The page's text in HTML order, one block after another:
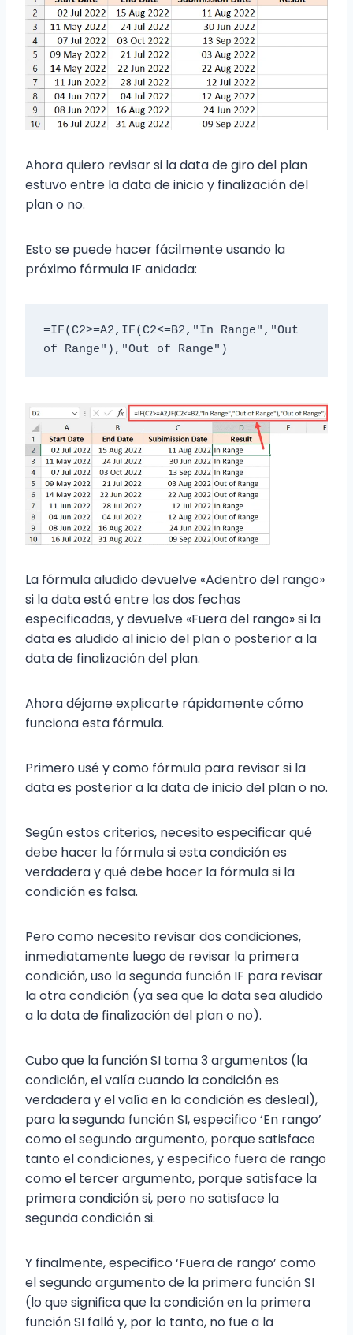
Ahora quiero revisar si la data de giro del plan
estuvo entre la data de inicio y finalización del
plan o no.
Esto se puede hacer fácilmente usando la
próximo fórmula IF anidada:
=IF(C2>=A2,IF(C2<=B2,"In Range","Out
of Range"),"Out of Range")
La fórmula aludido devuelve «Adentro del rango»
si la data está entre las dos fechas
especificadas, y devuelve «Fuera del rango» si la
data es aludido al inicio del plan o posterior a la
data de finalización del plan.
Ahora déjame explicarte rápidamente cómo
funciona esta fórmula.
Primero usé y como fórmula para revisar si la
data es posterior a la data de inicio del plan o no.
Según estos criterios, necesito especificar qué
debe hacer la fórmula si esta condición es
verdadera y qué debe hacer la fórmula si la
condición es falsa.
Pero como necesito revisar dos condiciones,
inmediatamente luego de revisar la primera
condición, uso la segunda función IF para revisar
la otra condición (ya sea que la data sea aludido
a la data de finalización del plan o no).
Cubo que la función SI toma 3 argumentos (la
condición, el valía cuando la condición es
verdadera y el valía en la condición es desleal),
para la segunda función SI, especifico ‘En rango’
como el segundo argumento, porque satisface
tanto el condiciones, y especifico fuera de rango
como el tercer argumento, porque satisface la
primera condición si, pero no satisface la
segunda condición si.
Y finalmente, especifico ‘Fuera de rango’ como
el segundo argumento de la primera función SI
(lo que significa que la condición en la primera
función SI falló y, por lo tanto, no fue a la